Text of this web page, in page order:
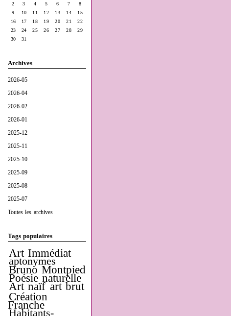
2
3 4 5 6 7
8
9
10 11 12 13 14
15
16
17 18 19 20 21
22
23
24 25 26 27 28
29
30
31
Archives
2026-05
2026-04
2026-02
2026-01
2025-12
2025-11
2025-10
2025-09
2025-08
2025-07
Toutes les archives
Tags populaires
Art Immédiat
aptonymes
Bruno Montpied
Poésie naturelle
Art naïf art brut
Création
Franche
Habitants-